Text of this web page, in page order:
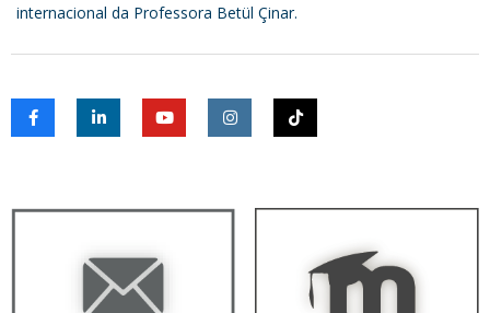
internacional da Professora Betül Çinar.